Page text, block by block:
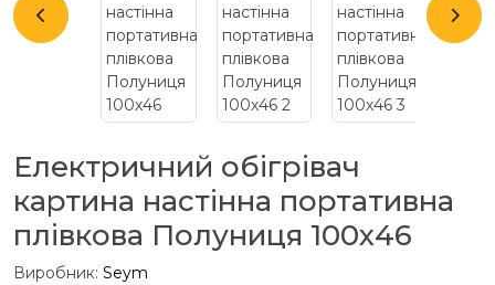
Електричний обігрівач
картина настінна портативна
плівкова Полуниця 100х46
Виробник: Seym